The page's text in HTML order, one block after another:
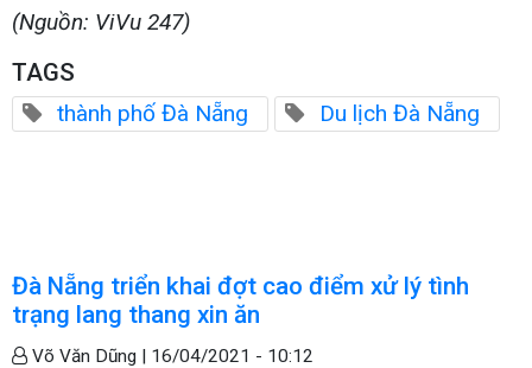
(Nguồn: ViVu 247)
TAGS
thành phố Đà Nẵng Du lịch Đà Nẵng
Đà Nẵng triển khai đợt cao điểm xử lý tình
trạng lang thang xin ăn
Võ Văn Dũng | 16/04/2021 - 10:12